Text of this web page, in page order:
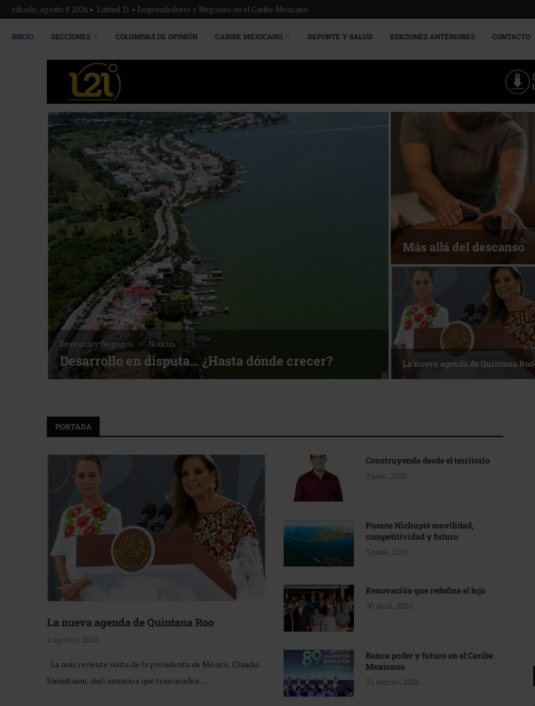
sábado, agosto 8 2026 • Latitud 21 • Emprendedores y Negocios en el Caribe Mexicano
INICIO SECCIONES COLUMNAS DE OPINIÓN CARIBE MEXICANO DEPORTE Y SALUD EDICIONES ANTERIORES CONTACTO
Empresas y Negocios Noticias
Desarrollo en disputa… ¿Hasta dónde crecer?
Más allá del descanso
La nueva agenda de Quintana Roo
PORTADA
La nueva agenda de Quintana Roo
4 agosto, 2026
La más reciente visita de la presidenta de México, Claudia
Sheinbaum, dejó anuncios que trascienden …
Construyendo desde el territorio
2 julio, 2026
Puente Nichupté movilidad,
competitividad y futuro
3 junio, 2026
Renovación que redefine el lujo
30 abril, 2026
Banca poder y futuro en el Caribe
Mexicano
31 marzo, 2026